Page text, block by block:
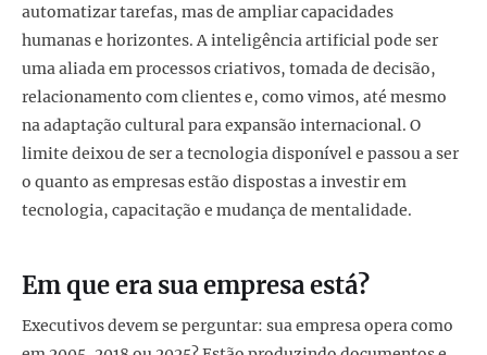
automatizar tarefas, mas de ampliar capacidades
humanas e horizontes. A inteligência artificial pode ser
uma aliada em processos criativos, tomada de decisão,
relacionamento com clientes e, como vimos, até mesmo
na adaptação cultural para expansão internacional. O
limite deixou de ser a tecnologia disponível e passou a ser
o quanto as empresas estão dispostas a investir em
tecnologia, capacitação e mudança de mentalidade.
Em que era sua empresa está?
Executivos devem se perguntar: sua empresa opera como